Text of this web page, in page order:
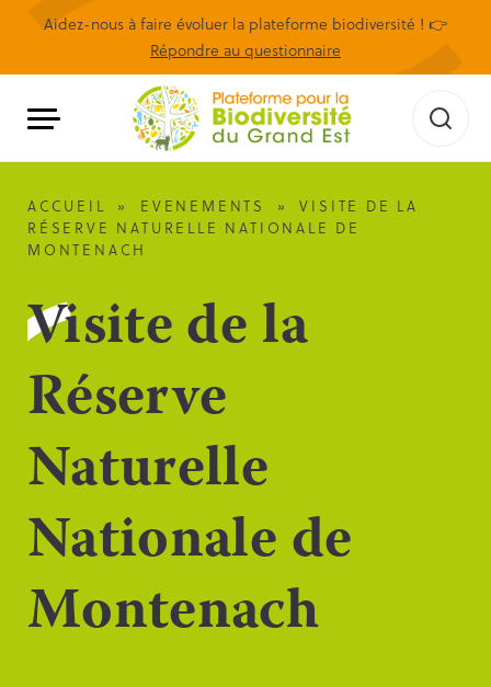
Aidez-nous à faire évoluer la plateforme biodiversité ! 👉
Répondre au questionnaire
ACCUEIL » EVENEMENTS »
VISITE DE LA
RÉSERVE NATURELLE NATIONALE DE
MONTENACH
Visite de la
Réserve
Naturelle
Nationale de
Montenach